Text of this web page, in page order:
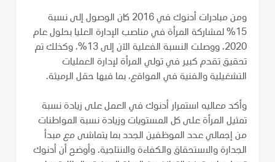
ومن مبادرات أدنوك في 2016 كان الوصول إلى نسبة
15% لمشاركة المرأة في مناصب الإدارة العليا بحلول عام
2020، ووصلت النسبة الفعلية الآن إلى 13%، وكذلك تم
تحقيق تقدم كبير في تولي المرأة لإدارة العمليات
التشغيلية والفنية في المواقع، بما فيها حقل الرميثة.
وأكد معاليه استمرار أدنوك في العمل على زيادة نسبة
تمثيل المرأة على كل المستويات وزيادة نسبة المواطنات
من إجمالي عدد الموظفين الجدد بما يتماشى مع مبدأ
الجدارة والاستحقاق والكفاءة والانتاجية. وأوضح أن أدنوك